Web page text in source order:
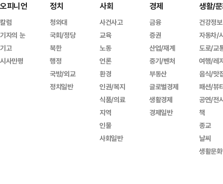
오피니언
칼럼
기자의 눈
기고
시사만평
정치
청와대
국회/정당
북한
행정
국방/외교
정치일반
사회
사건사고
교육
노동
언론
환경
인권/복지
식품/의료
지역
인물
사회일반
경제
금융
증권
산업/재계
중기/벤처
부동산
글로벌경제
생활경제
경제일반
생활/
건강정보
자동차/
도로/교
여행/레
음식/맛
패션/뷰
공연/전
책
종교
날씨
생활문